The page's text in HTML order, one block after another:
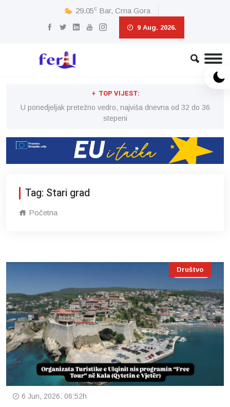
29.05c Bar, Crna Gora
9 Aug. 2026.
TOP VIJEST:
U ponedjeljak pretežno vedro, najviša dnevna od 32 do 36
stepeni
Tag: Stari grad
Početna
Društvo
6 Jun, 2026. 06:52h